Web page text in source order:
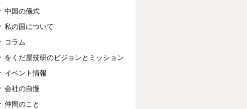
中国の儀式
私の国について
コラム
をくだ屋技研のビジョンとミッション
イベント情報
会社の自慢
仲間のこと